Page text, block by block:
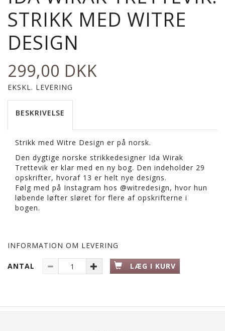
STRIKK MED WITRE
DESIGN
299,00 DKK
EKSKL. LEVERING
BESKRIVELSE
Strikk med Witre Design er på norsk.
Den dygtige norske strikkedesigner Ida Wirak
Trettevik er klar med en ny bog. Den indeholder 29
opskrifter, hvoraf 13 er helt nye designs.
Følg med på Instagram hos @witredesign, hvor hun
løbende løfter sløret for flere af opskrifterne i
bogen.
INFORMATION OM LEVERING
ANTAL LÆG I KURV